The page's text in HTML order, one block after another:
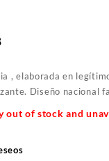
, elaborada en
Diseño nacional
of stock and